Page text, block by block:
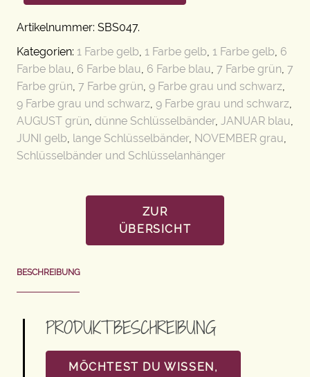
Artikelnummer: SBS047.
Kategorien: 1 Farbe gelb, 1 Farbe gelb, 1 Farbe gelb, 6
Farbe blau, 6 Farbe blau, 6 Farbe blau, 7 Farbe grün, 7
Farbe grün, 7 Farbe grün, 9 Farbe grau und schwarz,
9 Farbe grau und schwarz, 9 Farbe grau und schwarz,
AUGUST grün, dünne Schlüsselbänder, JANUAR blau,
JUNI gelb, lange Schlüsselbänder, NOVEMBER grau,
Schlüsselbänder und Schlüsselanhänger
ZUR
ÜBERSICHT
BESCHREIBUNG
PRODUKTBESCHREIBUNG
MÖCHTEST DU WISSEN,